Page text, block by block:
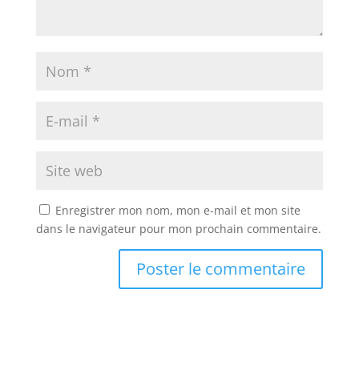
Enregistrer mon nom, mon e-mail et mon site
dans le navigateur pour mon prochain commentaire.